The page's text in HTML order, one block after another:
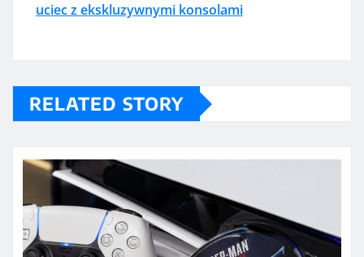
uciec z ekskluzywnymi konsolami
RELATED STORY